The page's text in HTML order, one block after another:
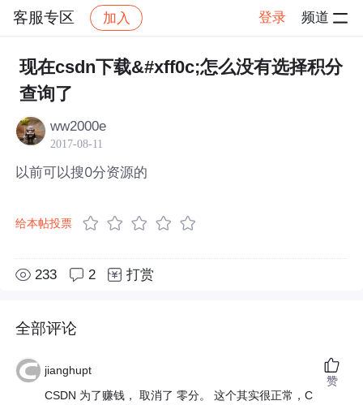
客服专区 加入 登录 频道
社区 客服专区 帖子详情
现在csdn下载&#xff0c;怎么没有选择积分
查询了
ww2000e
2017-08-11
以前可以搜0分资源的
给本帖投票
233 2 打赏
全部评论
jianghupt
CSDN 为了赚钱， 取消了 零分。 这个其实很正常，C
赞